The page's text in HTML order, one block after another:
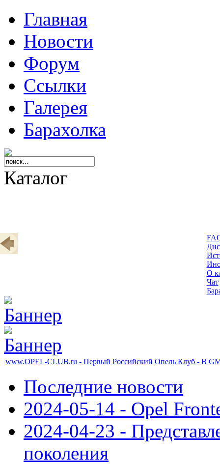
Главная
Новости
Форум
Ссылки
Галерея
Барахолка
Каталог
О
Чат
www.OPEL-CLUB.ru - Первый Российский Опель Клуб - В
Последние новости
2024-05-14 - Opel
2024-04-23 -
поколения